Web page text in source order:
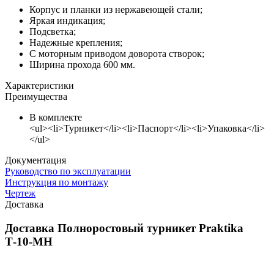
Корпус и планки из нержавеющей стали;
Яркая индикация;
Подсветка;
Надежные крепления;
С моторным приводом доворота створок;
Ширина прохода 600 мм.
Характеристики
Преимущества
В комплекте
<ul><li>Турникет</li><li>Паспорт</li><li>Упаковка</li>
</ul>
Документация
Руководство по эксплуатации
Инструкция по монтажу
Чертеж
Доставка
Доставка Полноростовый турникет Praktika
Т-10-МН